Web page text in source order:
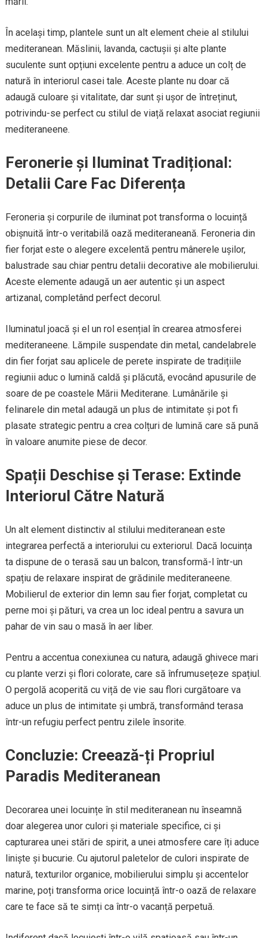
În același timp, plantele sunt un alt element cheie al stilului
mediteranean. Măslinii, lavanda, cactușii și alte plante
suculente sunt opțiuni excelente pentru a aduce un colț de
natură în interiorul casei tale. Aceste plante nu doar că
adaugă culoare și vitalitate, dar sunt și ușor de întreținut,
potrivindu-se perfect cu stilul de viață relaxat asociat regiunii
mediteraneene.
Feronerie și Iluminat Tradițional:
Detalii Care Fac Diferența
Feroneria și corpurile de iluminat pot transforma o locuință
obișnuită într-o veritabilă oază mediteraneană. Feroneria din
fier forjat este o alegere excelentă pentru mânerele ușilor,
balustrade sau chiar pentru detalii decorative ale mobilierului.
Aceste elemente adaugă un aer autentic și un aspect
artizanal, completând perfect decorul.
Iluminatul joacă și el un rol esențial în crearea atmosferei
mediteraneene. Lămpile suspendate din metal, candelabrele
din fier forjat sau aplicele de perete inspirate de tradițiile
regiunii aduc o lumină caldă și plăcută, evocând apusurile de
soare de pe coastele Mării Mediterane. Lumânările și
felinarele din metal adaugă un plus de intimitate și pot fi
plasate strategic pentru a crea colțuri de lumină care să pună
în valoare anumite piese de decor.
Spații Deschise și Terase: Extinde
Interiorul Către Natură
Un alt element distinctiv al stilului mediteranean este
integrarea perfectă a interiorului cu exteriorul. Dacă locuința
ta dispune de o terasă sau un balcon, transformă-l într-un
spațiu de relaxare inspirat de grădinile mediteraneene.
Mobilierul de exterior din lemn sau fier forjat, completat cu
perne moi și pături, va crea un loc ideal pentru a savura un
pahar de vin sau o masă în aer liber.
Pentru a accentua conexiunea cu natura, adaugă ghivece mari
cu plante verzi și flori colorate, care să înfrumusețeze spațiul.
O pergolă acoperită cu viță de vie sau flori curgătoare va
aduce un plus de intimitate și umbră, transformând terasa
într-un refugiu perfect pentru zilele însorite.
Concluzie: Creează-ți Propriul
Paradis Mediteranean
Decorarea unei locuințe în stil mediteranean nu înseamnă
doar alegerea unor culori și materiale specifice, ci și
capturarea unei stări de spirit, a unei atmosfere care îți aduce
liniște și bucurie. Cu ajutorul paletelor de culori inspirate de
natură, texturilor organice, mobilierului simplu și accentelor
marine, poți transforma orice locuință într-o oază de relaxare
care te face să te simți ca într-o vacanță perpetuă.